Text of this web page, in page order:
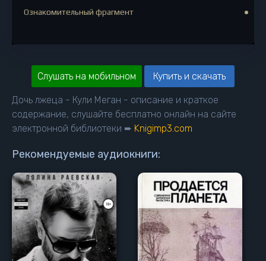
Ознакомительный фрагмент
Слушать на мобильном Купить и скачать
Дочь лжеца - Кули Меган - описание и краткое
содержание, слушайте бесплатно онлайн на сайте
электронной библиотеки ➨ Knigimp3.com
Рекомендуемые аудиокниги: